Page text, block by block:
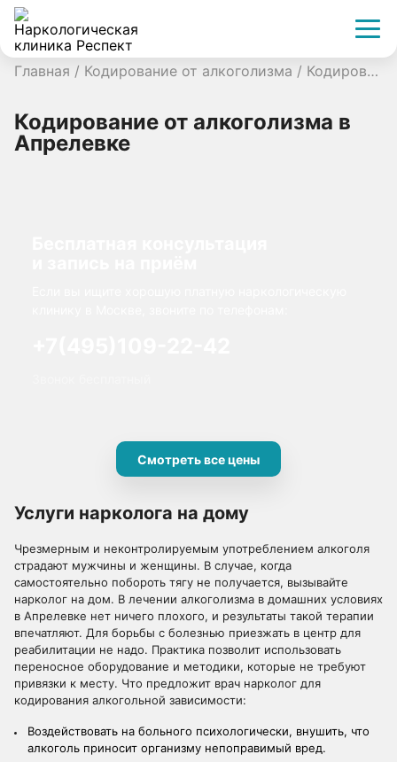
Главная / Кодирование от алкоголизма / Кодирование от алкоголизма в Апрелевке
Кодирование от алкоголизма в
Апрелевке
Смотреть все цены
Услуги нарколога на дому
Чрезмерным и неконтролируемым употреблением алкоголя
страдают мужчины и женщины. В случае, когда
самостоятельно побороть тягу не получается, вызывайте
нарколог на дом. В лечении алкоголизма в домашних условиях
в Апрелевке нет ничего плохого, и результаты такой терапии
впечатляют. Для борьбы с болезнью приезжать в центр для
реабилитации не надо. Практика позволит использовать
переносное оборудование и методики, которые не требуют
привязки к месту. Что предложит врач нарколог для
кодирования алкогольной зависимости:
Воздействовать на больного психологически, внушить, что
алкоголь приносит организму непоправимый вред.